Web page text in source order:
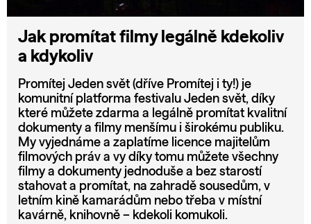
Jak promítat filmy legálně kdekoliv
a kdykoliv
Promítej Jeden svět (dříve Promítej i ty!) je
komunitní platforma festivalu Jeden svět, díky
které můžete zdarma a legálně promítat kvalitní
dokumenty a filmy menšímu i širokému publiku.
My vyjednáme a zaplatíme licence majitelům
filmových práv a vy díky tomu můžete všechny
filmy a dokumenty jednoduše a bez starostí
stahovat a promítat, na zahradě sousedům, v
letním kině kamarádům nebo třeba v místní
kavárně, knihovně – kdekoli komukoli.